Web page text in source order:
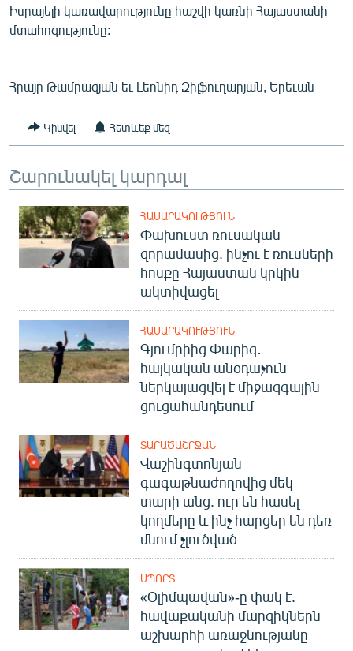
Իսրայելի կառավարությունը հաշվի կառնի Հայաստանի
մտահոգությունը:
Հրայր Թամրազյան եւ Լեոնիդ Զիլֆուղարյան, Երեւան
Կիսվել Հետևեք մեզ
Շարունակել կարդալ
ՀԱՍԱՐԱԿՈՒԹՅՈՒՆ
Փախուստ ռուսական
զորամասից. ինչու է ռուսների
հոսքը Հայաստան կրկին
ակտիվացել
ՀԱՍԱՐԱԿՈՒԹՅՈՒՆ
Գյումրիից Փարիզ․
հայկական անօդաչուն
ներկայացվել է միջազգային
ցուցահանդեսում
ՏԱՐԱԾԱՇՐՋԱՆ
Վաշինգտոնյան
գագաթնաժողովից մեկ
տարի անց. ուր են հասել
կողմերը և ինչ հարցեր են դեռ
մնում չլուծված
ՍՊՈՐՏ
«Օլիմպավան»-ը փակ է.
հավաքականի մարզիկներն
աշխարհի առաջնությանը